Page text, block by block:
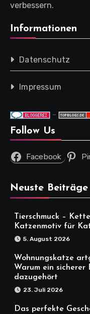
verbessern.
Informationen
Datenschutz
Impressum
-
Follow Us
Facebook
Neuste Beiträge
Tierschmuck –
Katzenmotiv für
5. August 2026
Wohnungskatze
Warum ein sicherer
dazugehört
23. Juli 2026
Das perfekte